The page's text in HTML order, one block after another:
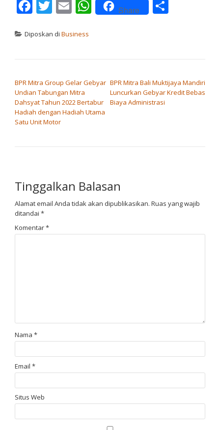
FacebookTwitterEmail WhatsAppShare
Diposkan di Business
BPR Mitra Group Gelar Gebyar
Undian Tabungan Mitra
Dahsyat Tahun 2022 Bertabur
Hadiah dengan Hadiah Utama
Satu Unit Motor
BPR Mitra Bali Muktijaya Mandiri
Luncurkan Gebyar Kredit Bebas
Biaya Administrasi
Tinggalkan Balasan
Alamat email Anda tidak akan dipublikasikan. Ruas yang wajib
ditandai *
Komentar*
Nama *
Email *
Situs Web